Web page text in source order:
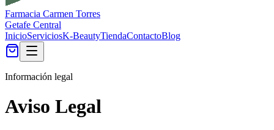
Farmacia Carmen Torres
Getafe Central
InicioServiciosK-BeautyTiendaContactoBlog
Información legal
Aviso Legal